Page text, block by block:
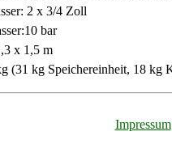
2 x 3/4 Zoll
bar
x 1,5 m
(31 kg Speichereinheit, 18 kg
Impressum